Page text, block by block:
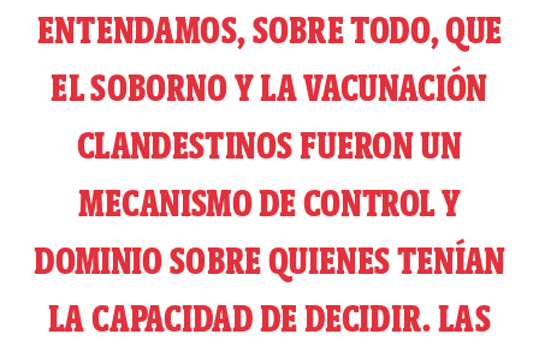
ENTENDAMOS, SOBRE TODO, QUE
EL SOBORNO Y LA VACUNACIÓN
CLANDESTINOS FUERON UN
MECANISMO DE CONTROL Y
DOMINIO SOBRE QUIENES TENÍAN
LA CAPACIDAD DE DECIDIR. LAS